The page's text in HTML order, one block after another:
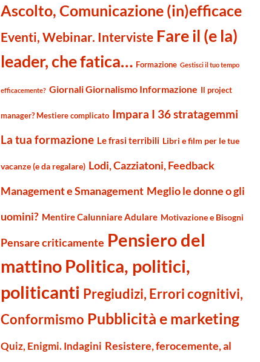
Ascolto, Comunicazione (in)efficace
Eventi, Webinar. Interviste Fare il (e la)
leader, che fatica… Formazione Gestisci il tuo tempo
efficacemente? Giornali Giornalismo Informazione Il project
manager? Mestiere complicato Impara I 36 stratagemmi
La tua formazione Le frasi terribili Libri e film per le tue
vacanze (e da regalare) Lodi, Cazziatoni, Feedback
Management e Smanagement Meglio le donne o gli
uomini? Mentire Calunniare Adulare Motivazione e Bisogni
Pensare criticamente Pensiero del
mattino Politica, politici,
politicanti Pregiudizi, Errori cognitivi,
Conformismo Pubblicità e marketing
Quiz, Enigmi. Indagini Resistere, ferocemente, al